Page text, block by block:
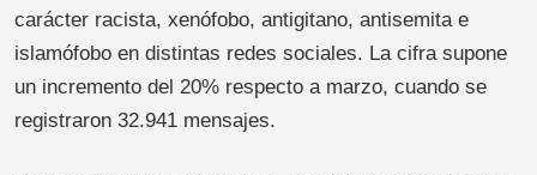
carácter racista, xenófobo, antigitano, antisemita e
islamófobo en distintas redes sociales. La cifra supone
un incremento del 20% respecto a marzo, cuando se
registraron 32.941 mensajes.